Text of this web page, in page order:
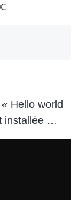
Hello world
installée …